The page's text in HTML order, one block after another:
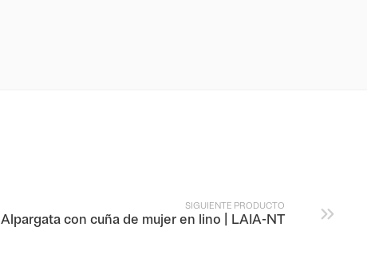
SIGUIENTE PRODUCTO
Alpargata con cuña de mujer en lino | LAIA-NT